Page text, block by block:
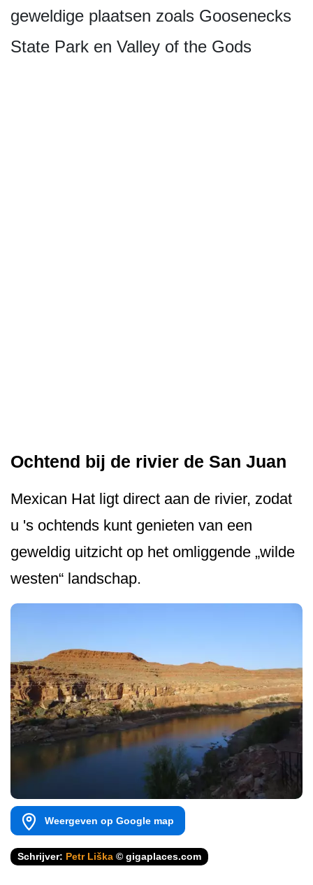
geweldige plaatsen zoals Goosenecks
State Park en Valley of the Gods
Ochtend bij de rivier de San Juan
Mexican Hat ligt direct aan de rivier, zodat
u 's ochtends kunt genieten van een
geweldig uitzicht op het omliggende „wilde
westen“ landschap.
Weergeven op Google map
Schrijver: Petr Liška © gigaplaces.com